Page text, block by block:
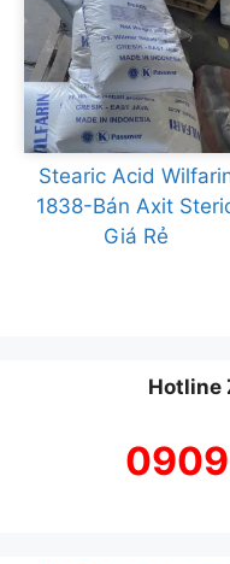
Stearic Acid
1838-Bán Axit
Giá Rẻ
Hotline